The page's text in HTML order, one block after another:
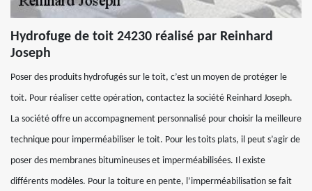
Hydrofuge de toit 24230 réalisé par Reinhard
Joseph
Poser des produits hydrofugés sur le toit, c’est un moyen de protéger le
toit. Pour réaliser cette opération, contactez la société Reinhard Joseph.
La société offre un accompagnement personnalisé pour choisir la meilleure
technique pour imperméabiliser le toit. Pour les toits plats, il peut s’agir de
poser des membranes bitumineuses et imperméabilisées. Il existe
différents modèles. Pour la toiture en pente, l’imperméabilisation se fait